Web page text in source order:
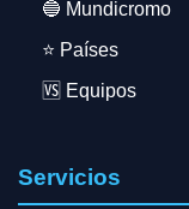
🔵 Mundicromo
⭐ Países
🆚 Equipos
Servicios